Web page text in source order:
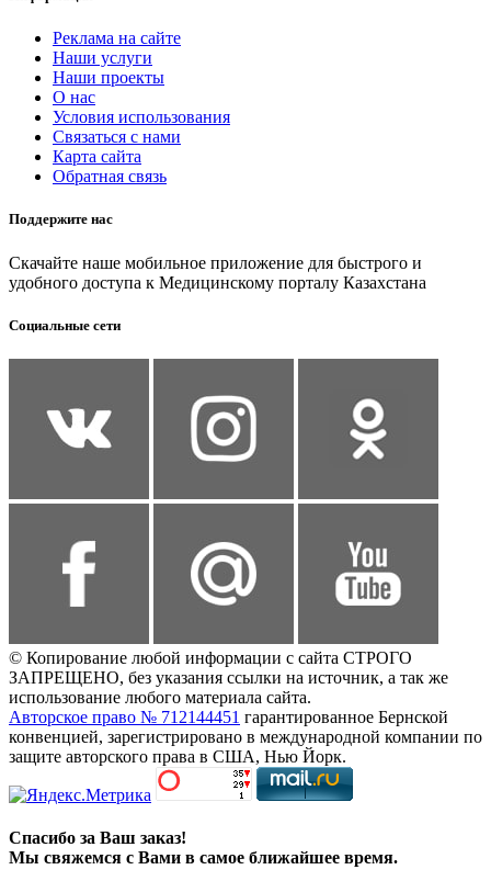
Реклама на сайте
Наши услуги
Наши проекты
О нас
Условия использования
Связаться с нами
Карта сайта
Обратная связь
Поддержите нас
Скачайте наше мобильное приложение для быстрого и
удобного доступа к Медицинскому порталу Казахстана
Социальные сети
© Копирование любой информации с сайта СТРОГО
ЗАПРЕЩЕНО, без указания ссылки на источник, а так же
использование любого материала сайта.
Авторское право № 712144451 гарантированное Бернской
конвенцией, зарегистрировано в международной компании по
защите авторского права в США, Нью Йорк.
Спасибо за Ваш заказ!
Мы свяжемся с Вами в самое ближайшее время.